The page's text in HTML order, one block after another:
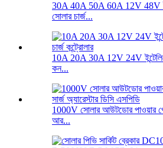
30A 40A 50A 60A 12V 48V
সোলার চার্জ...
10A 20A 30A 12V 24V
কন...
1000V সোলার আউটডোর পাওয়ার
আর...